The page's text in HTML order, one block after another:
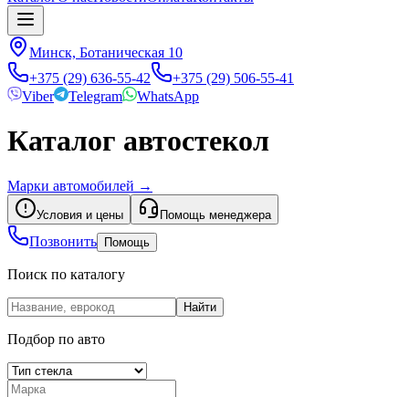
Минск, Ботаническая 10
+375 (29) 636-55-42
+375 (29) 506-55-41
Viber
Telegram WhatsApp
Каталог автостекол
Марки автомобилей →
Условия и цены Помощь менеджера
Позвонить Помощь
Поиск по каталогу
Найти
Подбор по авто